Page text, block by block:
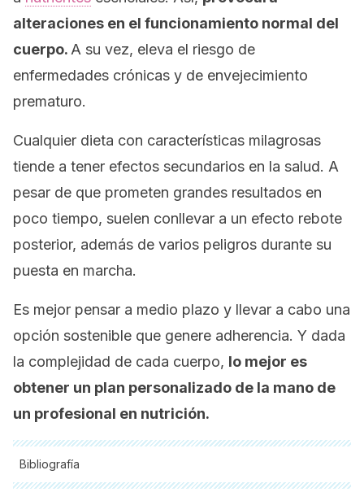
alteraciones en el funcionamiento normal del
cuerpo. A su vez, eleva el riesgo de
enfermedades crónicas y de envejecimiento
prematuro.
Cualquier dieta con características milagrosas
tiende a tener efectos secundarios en la salud. A
pesar de que prometen grandes resultados en
poco tiempo, suelen conllevar a un efecto rebote
posterior, además de varios peligros durante su
puesta en marcha.
Es mejor pensar a medio plazo y llevar a cabo una
opción sostenible que genere adherencia. Y dada
la complejidad de cada cuerpo, lo mejor es
obtener un plan personalizado de la mano de
un profesional en nutrición.
Bibliografía
Todas las fuentes citadas fueron revisadas a profundidad por